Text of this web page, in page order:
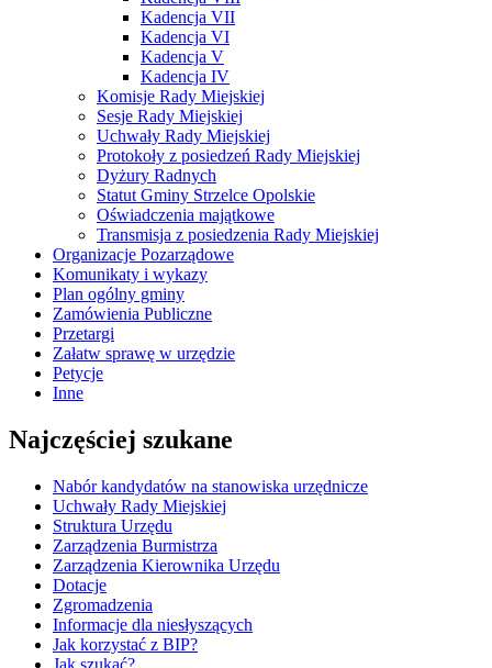
Kadencja VII
Kadencja VI
Kadencja V
Kadencja IV
Komisje Rady Miejskiej
Sesje Rady Miejskiej
Uchwały Rady Miejskiej
Protokoły z posiedzeń Rady Miejskiej
Dyżury Radnych
Statut Gminy Strzelce Opolskie
Oświadczenia majątkowe
Transmisja z posiedzenia Rady Miejskiej
Organizacje Pozarządowe
Komunikaty i wykazy
Plan ogólny gminy
Zamówienia Publiczne
Przetargi
Załatw sprawę w urzędzie
Petycje
Inne
Najczęściej szukane
Nabór kandydatów na stanowiska urzędnicze
Uchwały Rady Miejskiej
Struktura Urzędu
Zarządzenia Burmistrza
Zarządzenia Kierownika Urzędu
Dotacje
Zgromadzenia
Informacje dla niesłyszących
Jak korzystać z BIP?